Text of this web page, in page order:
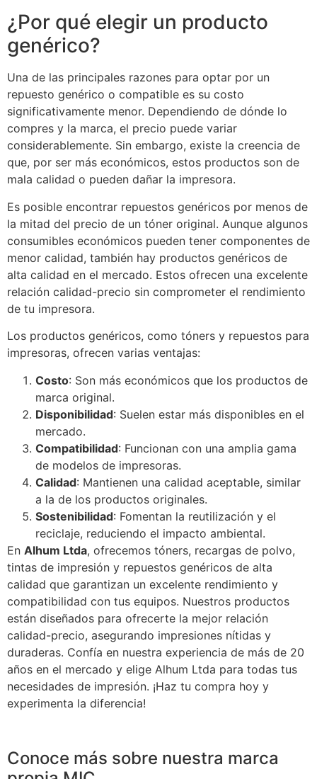
¿Por qué elegir un producto
genérico?
Una de las principales razones para optar por un
repuesto genérico o compatible es su costo
significativamente menor. Dependiendo de dónde lo
compres y la marca, el precio puede variar
considerablemente. Sin embargo, existe la creencia de
que, por ser más económicos, estos productos son de
mala calidad o pueden dañar la impresora.
Es posible encontrar repuestos genéricos por menos de
la mitad del precio de un tóner original. Aunque algunos
consumibles económicos pueden tener componentes de
menor calidad, también hay productos genéricos de
alta calidad en el mercado. Estos ofrecen una excelente
relación calidad-precio sin comprometer el rendimiento
de tu impresora.
Los productos genéricos, como tóners y repuestos para
impresoras, ofrecen varias ventajas:
Costo: Son más económicos que los productos de
marca original.
Disponibilidad: Suelen estar más disponibles en el
mercado.
Compatibilidad: Funcionan con una amplia gama
de modelos de impresoras.
Calidad: Mantienen una calidad aceptable, similar
a la de los productos originales.
Sostenibilidad: Fomentan la reutilización y el
reciclaje, reduciendo el impacto ambiental.
En Alhum Ltda, ofrecemos tóners, recargas de polvo,
tintas de impresión y repuestos genéricos de alta
calidad que garantizan un excelente rendimiento y
compatibilidad con tus equipos. Nuestros productos
están diseñados para ofrecerte la mejor relación
calidad-precio, asegurando impresiones nítidas y
duraderas. Confía en nuestra experiencia de más de 20
años en el mercado y elige Alhum Ltda para todas tus
necesidades de impresión. ¡Haz tu compra hoy y
experimenta la diferencia!
Conoce más sobre nuestra marca